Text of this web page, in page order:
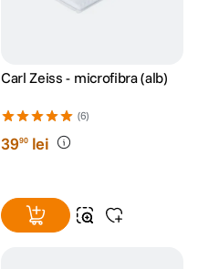
Carl Zeiss - microfibra (alb)
(6)
3990 lei